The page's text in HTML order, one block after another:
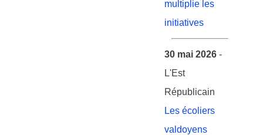
multiplie les
initiatives
30 mai 2026 -
L'Est
Républicain
Les écoliers
valdoyens